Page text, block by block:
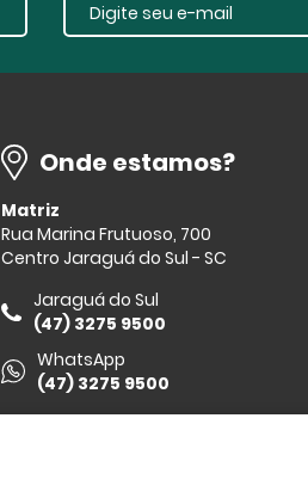
Onde estamos?
Matriz
Rua Marina Frutuoso, 700
Centro Jaraguá do Sul - SC
Jaraguá do Sul
(47) 3275 9500
WhatsApp
(47) 3275 9500